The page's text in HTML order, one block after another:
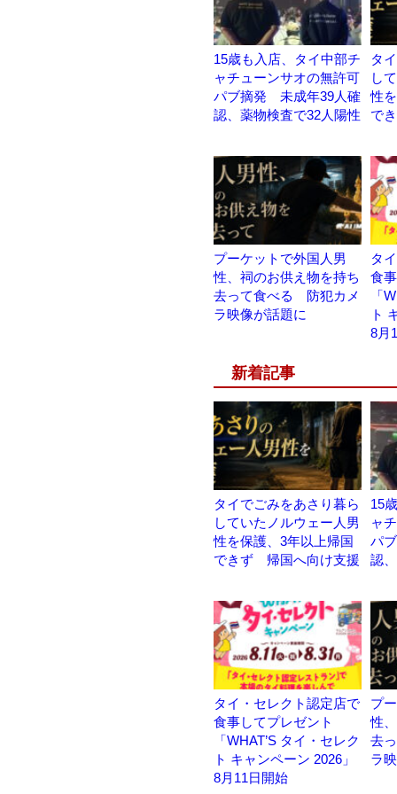
15歳も入店、タイ中部チ
ャチューンサオの無許可
パブ摘発 未成年39人確
認、薬物検査で32人陽性
タ
し
性
で
プーケットで外国人男
性、祠のお供え物を持ち
去って食べる 防犯カメ
ラ映像が話題に
タ
食
「
ト
8月
新着記事
タイでごみをあさり暮ら
していたノルウェー人男
性を保護、3年以上帰国
できず 帰国へ向け支援
15
ャ
パ
認
タイ・セレクト認定店で
食事してプレゼント
「WHAT’S タイ・セレク
ト キャンペーン 2026」
8月11日開始
プ
性
去
ラ